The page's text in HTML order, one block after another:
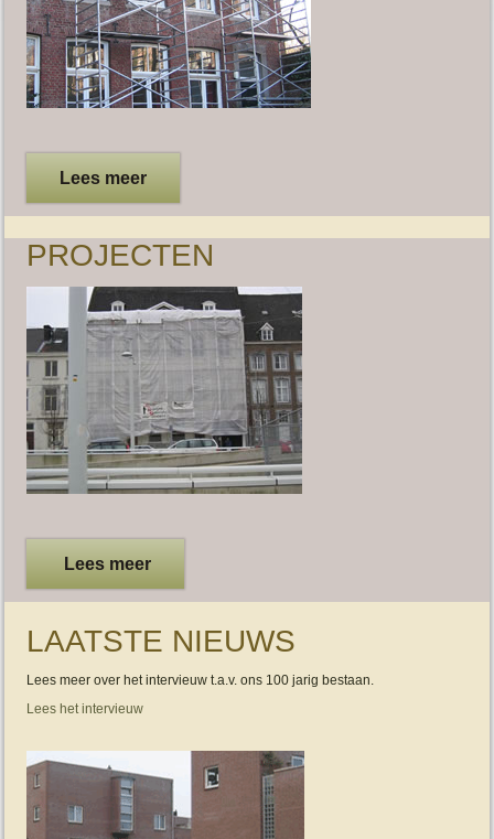
Lees meer
PROJECTEN
Lees meer
LAATSTE NIEUWS
Lees meer over het intervieuw t.a.v. ons 100 jarig bestaan.
Lees het intervieuw